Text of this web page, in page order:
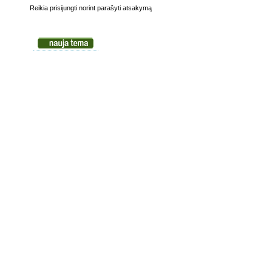
Reikia prisijungti norint parašyti atsakymą